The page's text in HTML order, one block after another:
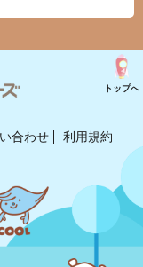
じめ、ソラチのたれを
合わせ 利用規約
トップへ